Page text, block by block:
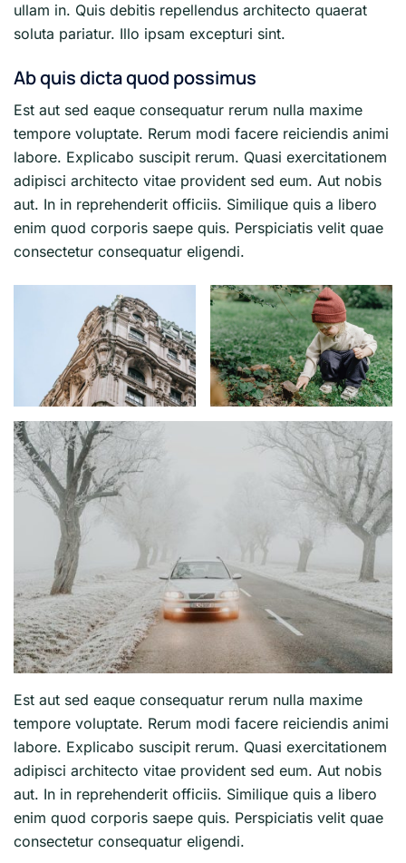
ullam in. Quis debitis repellendus architecto quaerat
soluta pariatur. Illo ipsam excepturi sint.
Ab quis dicta quod possimus
Est aut sed eaque consequatur rerum nulla maxime
tempore voluptate. Rerum modi facere reiciendis animi
labore. Explicabo suscipit rerum. Quasi exercitationem
adipisci architecto vitae provident sed eum. Aut nobis
aut. In in reprehenderit officiis. Similique quis a libero
enim quod corporis saepe quis. Perspiciatis velit quae
consectetur consequatur eligendi.
Est aut sed eaque consequatur rerum nulla maxime
tempore voluptate. Rerum modi facere reiciendis animi
labore. Explicabo suscipit rerum. Quasi exercitationem
adipisci architecto vitae provident sed eum. Aut nobis
aut. In in reprehenderit officiis. Similique quis a libero
enim quod corporis saepe quis. Perspiciatis velit quae
consectetur consequatur eligendi.